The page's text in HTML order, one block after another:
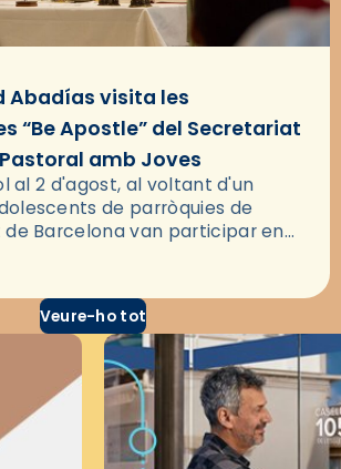
Abadías visita les
“Be Apostle” del Secretariat
amb Joves
al 2 d'agost, al voltant d'un
de parròquies de
de Barcelona van participar en
Be Apostle, organitzades pel
Veure-ho tot